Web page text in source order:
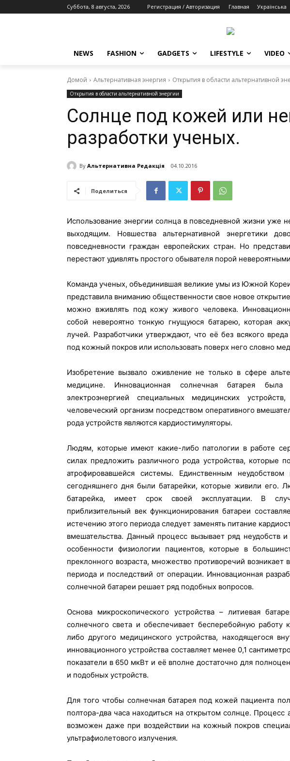
Суббота, 8 августа, 2026 Регистрация / Авторизация Главная Українська
NEWS FASHION GADGETS LIFESTYLE VIDEO
Домой Альтернативная энергия Открытия в области альтернативной
Открытия в области альтернативной энергии
Солнце под кожей или
разработки ученых.
By Альтернативна Редакція 04.10.2016
Поделиться
Использование энергии солнца в повседневной жизни уже
выходящим. Новшества альтернативной энергетики
повседневности граждан европейских стран. Но
перестают удивлять простого обывателя порой
Команда ученых, объединившая великие умы из Южной
представила вниманию общественности свое новое
можно вживлять под кожу живого человека.
собой невероятно тонкую гнущуюся батарею, которая
лучей. Разработчики утверждают, что её без всякого
под кожный покров или использовать поверх него словно
Изобретение вызвало оживление не только в сфере
медицине. Инновационная солнечная батарея
электроэнергией специальных медицинских
человеческий организм посредством оперативного
рода устройств являются кардиостимуляторы.
Людям, которые имеют какие-либо патологии в работе
силах предложить различного рода устройства, которые
атрофировавшейся системы. Единственным
сегодняшнего дня были батарейки, которые живили его.
батарейка, имеет срок своей эксплуатации. В
приблизительный век функционирования батареи
истечению этого периода следует заменять питание
вмешательства. Данный процесс вызывает ряд неудобств и
особенности физиологии пациентов, которые в
преклонного возраста, множество противоречий возникает
периода и последствий от операции. Инновационная
солнечной батареи решает ряд подобных вопросов.
Основа микроскопического устройства – литиевая
солнечного света и обеспечивает бесперебойную работу
либо другого медицинского устройства, находящегося
инновационного устройства составляет менее 0,1
показатели в 650 мкВт и её вполне достаточно для
и подобных устройств.
Для того чтобы солнечная батарея под кожей пациента
полтора-два часа находиться на открытом солнце. Процесс
возможен даже при воздействии на кожный покров
ультрафиолетового излучения.